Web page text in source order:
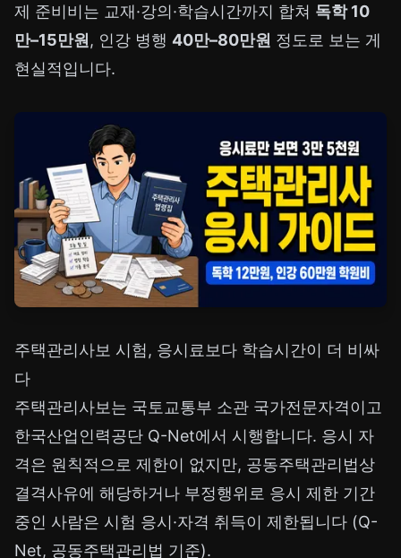
제 준비비는 교재·강의·학습시간까지 합쳐 독학 10
만–15만원 , 인강 병행 40만–80만원 정도로 보는 게
현실적입니다.
주택관리사보 시험, 응시료보다 학습시간이 더 비싸
다
주택관리사보는 국토교통부 소관 국가전문자격이고
한국산업인력공단 Q-Net에서 시행합니다. 응시 자
격은 원칙적으로 제한이 없지만, 공동주택관리법상
결격사유에 해당하거나 부정행위로 응시 제한 기간
중인 사람은 시험 응시·자격 취득이 제한됩니다 (Q-
Net, 공동주택관리법 기준).